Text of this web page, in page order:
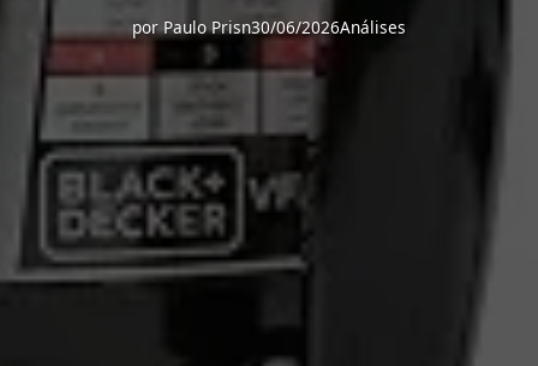
porPaulo Prisn30/06/2026Análises